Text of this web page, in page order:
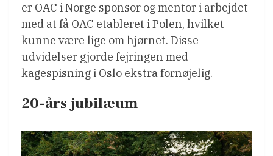
er OAC i Norge sponsor og mentor i arbejdet
med at få OAC etableret i Polen, hvilket
kunne være lige om hjørnet. Disse
udvidelser gjorde fejringen med
kagespisning i Oslo ekstra fornøjelig.
20-års jubilæum